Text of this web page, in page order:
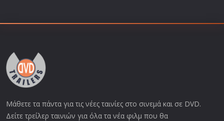
Μάθετε τα πάντα για τις νέες ταινίες στο σινεμά και σε DVD.
Δείτε τρείλερ ταινιών για όλα τα νέα φιλμ που θα